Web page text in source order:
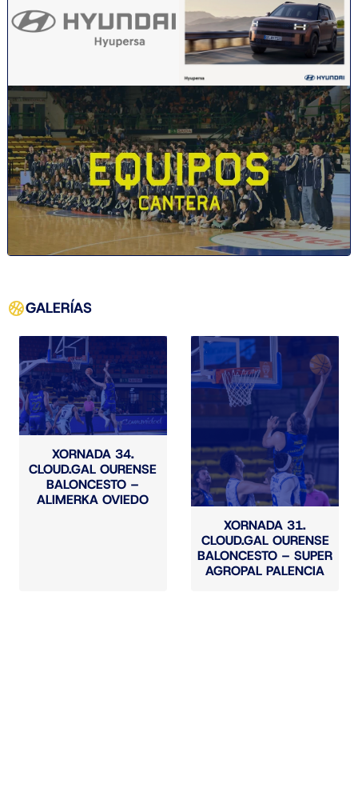
GALERÍAS
XORNADA 34.
CLOUD.GAL OURENSE
BALONCESTO –
ALIMERKA OVIEDO
XORNADA 31.
CLOUD.GAL OURENSE
BALONCESTO – SUPER
AGROPAL PALENCIA